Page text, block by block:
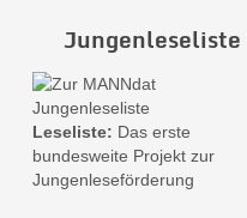
Jungenleseliste
Leseliste: Das erste
bundesweite Projekt zur
Jungenleseförderung